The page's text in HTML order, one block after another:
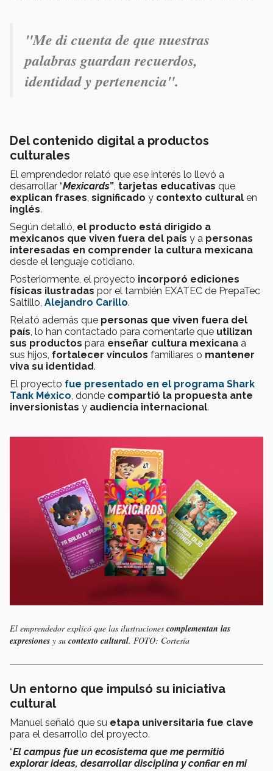
"Me di cuenta de que nuestras
palabras guardan recuerdos,
identidad y pertenencia".
Del contenido digital a productos
culturales
El emprendedor relató que ese interés lo llevó a
desarrollar “Mexicards”, tarjetas educativas que
explican frases, significado y contexto cultural en
inglés.
Según detalló, el producto está dirigido a
mexicanos que viven fuera del país y a personas
interesadas en comprender la cultura mexicana
desde el lenguaje cotidiano.
Posteriormente, el proyecto incorporó ediciones
físicas ilustradas por el también EXATEC de PrepaTec
Saltillo, Alejandro Carillo.
Relató además que personas que viven fuera del
país, lo han contactado para comentarle que utilizan
sus productos para enseñar cultura mexicana a
sus hijos, fortalecer vínculos familiares o mantener
viva su identidad.
El proyecto fue presentado en el programa Shark
Tank México, donde compartió la propuesta ante
inversionistas y audiencia internacional.
El emprendedor explicó que las ilustraciones complementan las
expresiones y su contexto cultural. FOTO: Cortesía
Un entorno que impulsó su iniciativa
cultural
Manuel señaló que su etapa universitaria fue clave
para el desarrollo del proyecto.
“El campus fue un ecosistema que me permitió
explorar ideas, desarrollar disciplina y confiar en mi